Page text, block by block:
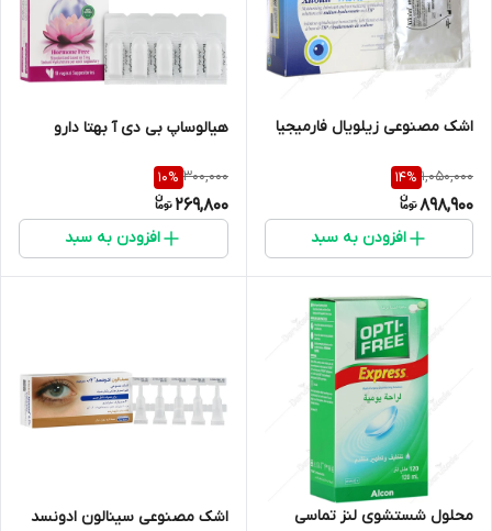
اشک مصنوعی زیلویال فارمیجیا
1,050,000
14%
898,900
افزودن به سبد
هیالوساپ بی دی آ بهتا دارو
300,000
10%
269,800
افزودن به سبد
محلول شستشوی لنز تماسی
اشک مصنوعی سینالون ادونسد